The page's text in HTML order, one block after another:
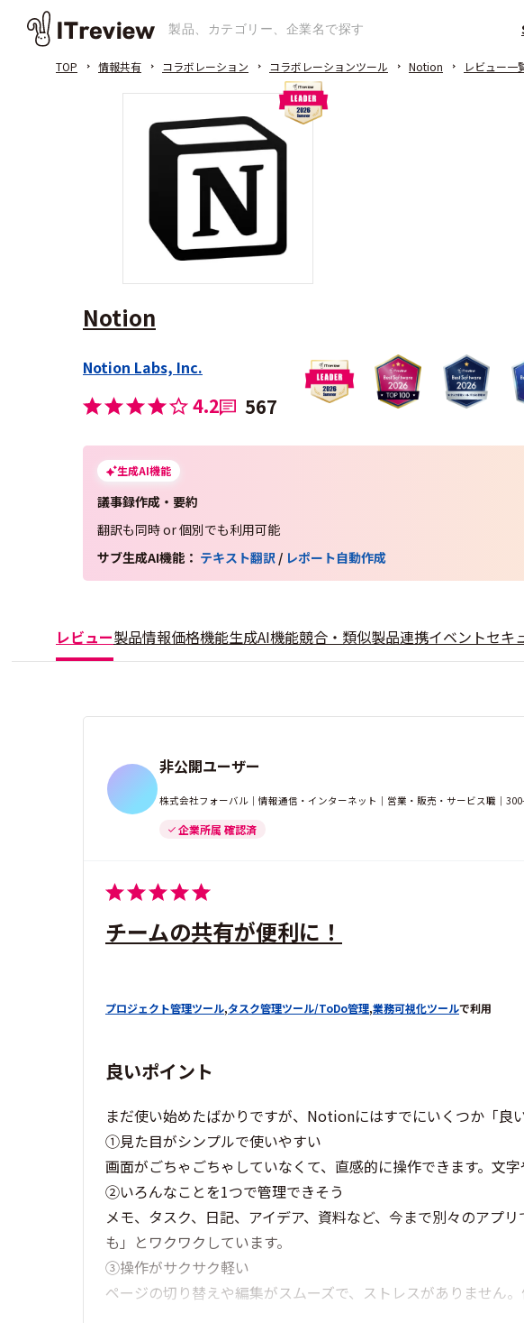
TOP 情報共有 コラボレーション コラボレーションツール Notion レビュー一
Notion
Notion Labs, Inc.
4.2 567
生成AI機能
議事録作成・要約
翻訳も同時 or 個別でも利用可能
サブ生成AI機能： テキスト翻訳 / レポート自動作成
レビュー製品情報価格機能生成AI機能競合・類似製品連携イベントセキ
非公開ユーザー
株式会社フォーバル｜情報通信・インターネット｜営業・販売・サービス職｜
企業所属 確認済
チームの共有が便利に！
プロジェクト管理ツール,タスク管理ツール/ToDo管理,業務可視化ツールで利用
良いポイント
まだ使い始めたばかりですが、Notionにはすでにいくつか「良
①見た目がシンプルで使いやすい
画面がごちゃごちゃしていなくて、直感的に操作できます。文
②いろんなことを1つで管理できそう
メモ、タスク、日記、アイデア、資料など、今まで別々のアプ
も」とワクワクしています。
③操作がサクサク軽い
ページの切り替えや編集がスムーズで、ストレスがありません